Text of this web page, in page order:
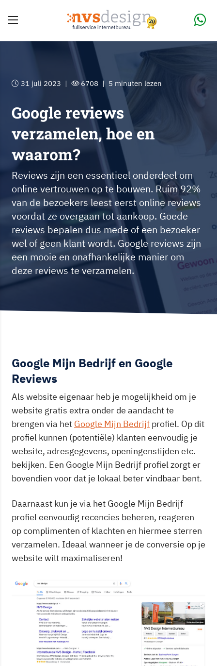
31 juli 2023 | 6708 | 5 minuten lezen
Google reviews
verzamelen, hoe en
waarom?
Reviews zijn een essentieel onderdeel om
online vertrouwen op te bouwen. Ruim 92%
van de bezoekers leest eerst online reviews
voordat ze overgaan tot aankoop. Goede
reviews bepalen dus mede of een bezoeker
wel of geen klant wordt. Google reviews zijn
een mooie en onafhankelijke manier om
deze reviews te verzamelen.
Google Mijn Bedrijf en Google
Reviews
Als website eigenaar heb je mogelijkheid om je
website gratis extra onder de aandacht te
brengen via het Google Mijn Bedrijf profiel. Op dit
profiel kunnen (potentiële) klanten eenvoudig je
website, adresgegevens, openingenstijden etc.
bekijken. Een Google Mijn Bedrijf profiel zorgt er
bovendien voor dat je lokaal beter vindbaar bent.
Daarnaast kun je via het Google Mijn Bedrijf
profiel eenvoudig recencies beheren, reageren
op complimenten of klachten en hiermee sterren
verzamelen. Ideaal wanneer je de conversie op je
website wilt maximaliseren!